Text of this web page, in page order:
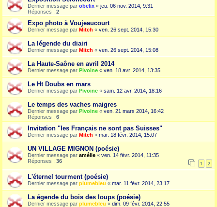
Dernier message par obelix « jeu. 06 nov. 2014, 9:31
Réponses : 2
Expo photo à Voujeaucourt
Dernier message par Mitch « ven. 26 sept. 2014, 15:30
La légende du diairi
Dernier message par Mitch « ven. 26 sept. 2014, 15:08
La Haute-Saône en avril 2014
Dernier message par Pivoine « ven. 18 avr. 2014, 13:35
Le Ht Doubs en mars
Dernier message par Pivoine « sam. 12 avr. 2014, 18:16
Le temps des vaches maigres
Dernier message par Pivoine « ven. 21 mars 2014, 16:42
Réponses : 6
Invitation "les Français ne sont pas Suisses"
Dernier message par Mitch « mar. 18 févr. 2014, 15:07
UN VILLAGE MIGNON (poésie)
Dernier message par amélie « ven. 14 févr. 2014, 11:35
Réponses : 36 1 2
L'éternel tourment (poésie)
Dernier message par plumebleu « mar. 11 févr. 2014, 23:17
La égende du bois des loups (poésie)
Dernier message par plumebleu « dim. 09 févr. 2014, 22:55